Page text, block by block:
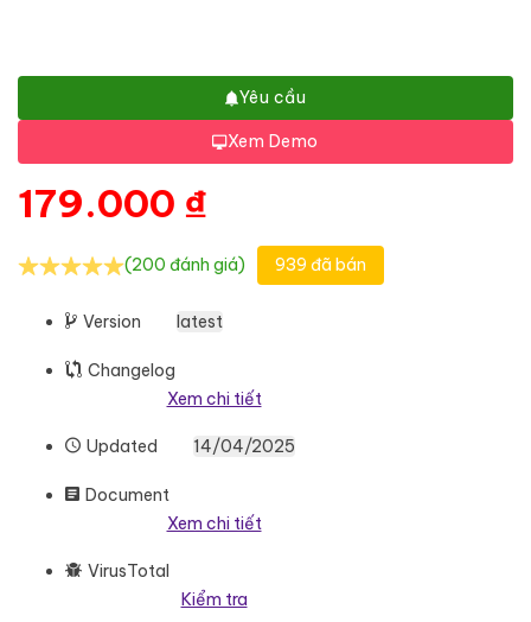
Yêu cầu
Xem Demo
179.000 ₫
(200 đánh giá) 939 đã bán
Version latest
Changelog
Xem chi tiết
Updated 14/04/2025
Document
Xem chi tiết
VirusTotal
Kiểm tra